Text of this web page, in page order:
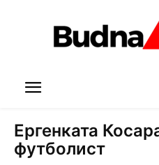
Ергенката
футболист